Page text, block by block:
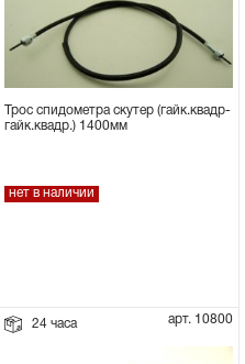
Трос спидометра скутер (гайк.квадр-
гайк.квадр.) 1400мм
нет в наличии
24 часа арт. 10800